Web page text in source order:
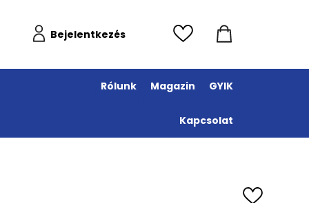
Bejelentkezés
Rólunk Magazin GYIK
Kapcsolat